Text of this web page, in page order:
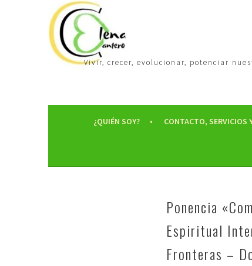
Vivir, crecer, evolucionar, potenciar
¿QUIÉN SOY? CONTACTO, SERVICIOS
Ponencia
Espiritual
Fronteras –